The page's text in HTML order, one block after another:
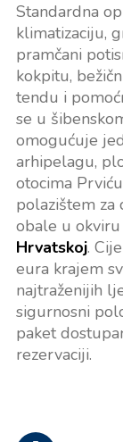
Standardna
klimatizaciju,
pramčani
kokpitu,
tendu i
se u
omogućuje
arhipelagu,
otocima
polazištem za
obale u okviru
Hrvatskoj.
eura krajem
najtraženijih
sigurnosni
paket
rezervaciji.